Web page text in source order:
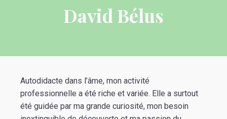
David Bélus
Autodidacte dans l’âme, mon activité
professionnelle a été riche et variée. Elle a surtout
été guidée par ma grande curiosité, mon besoin